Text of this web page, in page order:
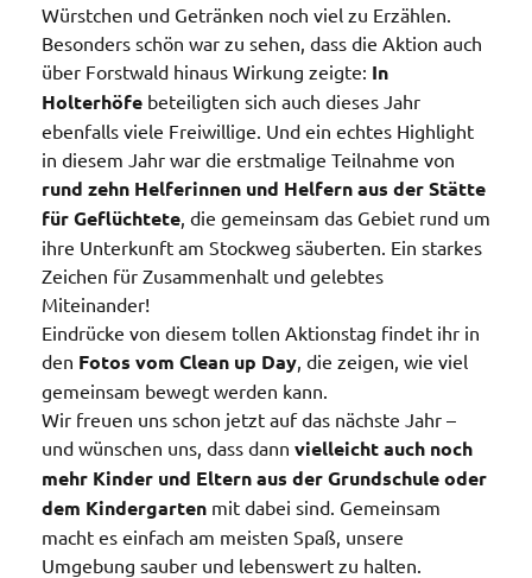
Würstchen und Getränken noch viel zu Erzählen.
Besonders schön war zu sehen, dass die Aktion auch
über Forstwald hinaus Wirkung zeigte: In
Holterhöfe beteiligten sich auch dieses Jahr
ebenfalls viele Freiwillige. Und ein echtes Highlight
in diesem Jahr war die erstmalige Teilnahme von
rund zehn Helferinnen und Helfern aus der Stätte
für Geflüchtete , die gemeinsam das Gebiet rund um
ihre Unterkunft am Stockweg säuberten. Ein starkes
Zeichen für Zusammenhalt und gelebtes
Miteinander!
Eindrücke von diesem tollen Aktionstag findet ihr in
den Fotos vom Clean up Day , die zeigen, wie viel
gemeinsam bewegt werden kann.
Wir freuen uns schon jetzt auf das nächste Jahr –
und wünschen uns, dass dann vielleicht auch noch
mehr Kinder und Eltern aus der Grundschule oder
dem Kindergarten mit dabei sind. Gemeinsam
macht es einfach am meisten Spaß, unsere
Umgebung sauber und lebenswert zu halten.